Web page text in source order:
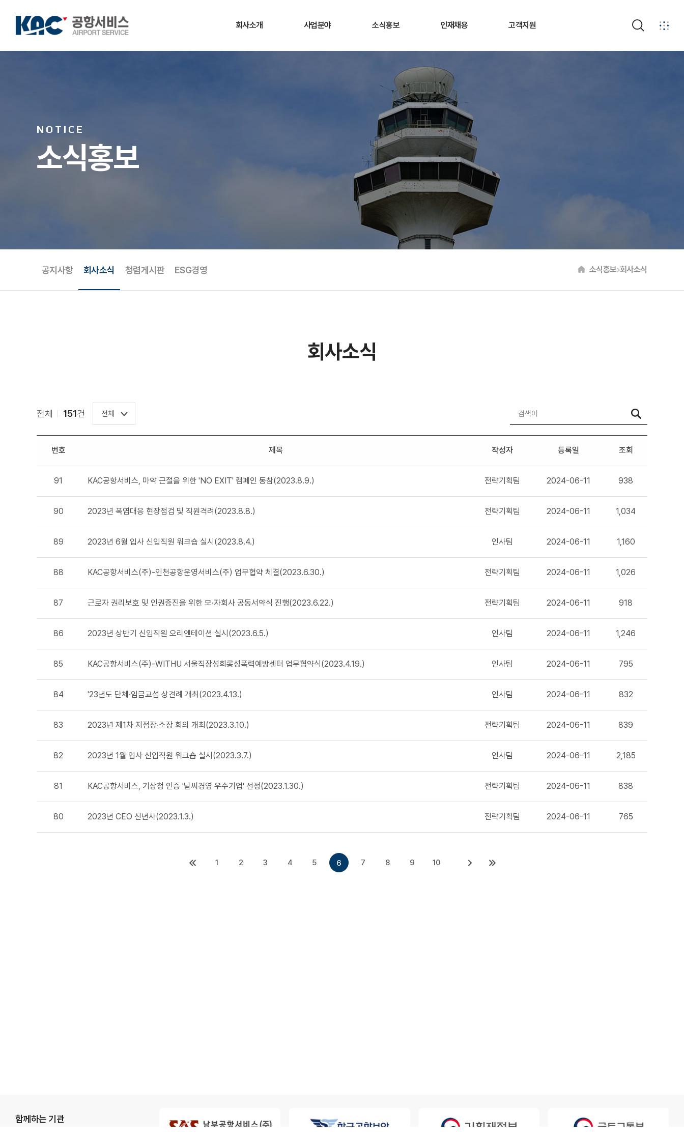
회사소개 사업분야 소식홍보
회사소식
청렴게시판
ESG경영
인재채용
채용안내
직무소개
복지제도
채용공고
고객지원 검색
NOTICE
소식홍보
공지사항 회사소식 청렴게시판 ESG경영 소식홍보 회사소식
회사소식
전체 151건
번호 제목 작성자 등록일 조회
91 KAC공항서비스, 마약 근절을 위한 'NO EXIT' 캠페인 동참(2023.8.9.) 전략기획팀 2024-06-11 938
90 2023년 폭염대응 현장점검 및 직원격려(2023.8.8.) 전략기획팀 2024-06-11 1,034
89 2023년 6월 입사 신입직원 워크숍 실시(2023.8.4.) 인사팀 2024-06-11 1,160
88 KAC공항서비스(주)-인천공항운영서비스(주) 업무협약 체결(2023.6.30.) 전략기획팀 2024-06-11 1,026
87 근로자 권리보호 및 인권증진을 위한 모·자회사 공동서약식 진행(2023.6.22.) 전략기획팀 2024-06-11 918
86 2023년 상반기 신입직원 오리엔테이션 실시(2023.6.5.) 인사팀 2024-06-11 1,246
85 KAC공항서비스(주)-WITHU 서울직장성희롱성폭력예방센터 업무협약식(2023.4.19.) 인사팀 2024-06-11 795
84 '23년도 단체·임금교섭 상견례 개최(2023.4.13.) 인사팀 2024-06-11 832
83 2023년 제1차 지점장·소장 회의 개최(2023.3.10.) 전략기획팀 2024-06-11 839
82 2023년 1월 입사 신입직원 워크숍 실시(2023.3.7.) 인사팀 2024-06-11 2,185
81 KAC공항서비스, 기상청 인증 '날씨경영 우수기업' 선정(2023.1.30.) 전략기획팀 2024-06-11 838
80 2023년 CEO 신년사(2023.1.3.) 전략기획팀 2024-06-11 765
1 2 3 4 5 6 7 8 9 10
함께하는 기관